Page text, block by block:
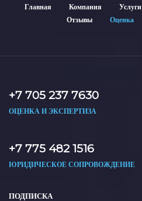
Главная Компания Услуги
Отзывы
Оценка
+7 705 237 7630
ОЦЕНКА И ЭКСПЕРТИЗА
+7 775 482 1516
ЮРИДИЧЕСКОЕ СОПРОВОЖДЕНИЕ
ПОДПИСКА